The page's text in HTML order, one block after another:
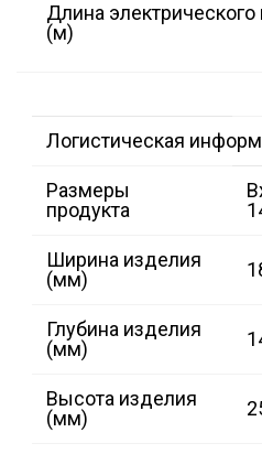
Длина электрического
(м)
Логистическая
Размеры
продукта
Ширина изделия
(мм)
Глубина изделия
(мм)
Высота изделия
(мм)